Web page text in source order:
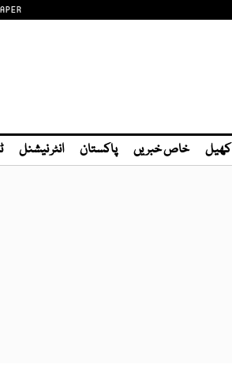
کھیل خاص خبریں پاکستان انٹر نیشنل